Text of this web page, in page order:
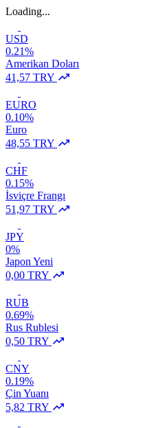
Loading...
USD
0.21%
Amerikan Doları
41,57 TRY
EURO
0.10%
Euro
48,55 TRY
CHF
0.15%
İsviçre Frangı
51,97 TRY
JPY
0%
Japon Yeni
0,00 TRY
RUB
0.69%
Rus Rublesi
0,50 TRY
CNY
0.19%
Çin Yuanı
5,82 TRY